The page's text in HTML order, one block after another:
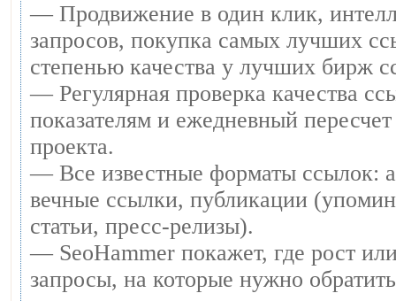
— Продвижение в один клик,
запросов, покупка самых лучших
степенью качества у лучших бирж
— Регулярная проверка качества
показателям и ежедневный пересчет
проекта.
— Все известные форматы ссылок:
вечные ссылки, публикации
статьи, пресс-релизы).
— SeoHammer покажет, где рост
запросы, на которые нужно